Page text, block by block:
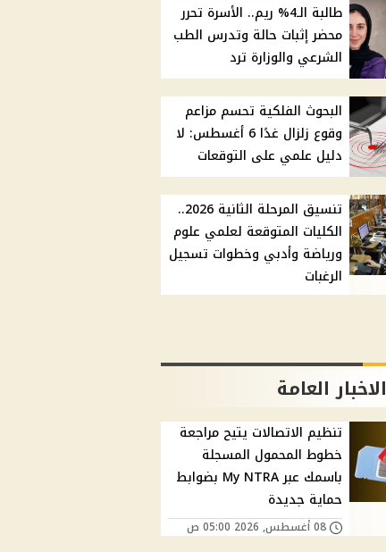
طالبة الـ4% ريم.. الأسرة تحرر
محضر إثبات حالة وتدرس الطب
الشرعي والوزارة ترد
البحوث الفلكية تحسم مزاعم
وقوع زلزال غدًا 6 أغسطس: لا
دليل علمي على التوقعات
تنسيق المرحلة الثانية 2026..
الكليات المتوقعة لعلمي علوم
ورياضة وأدبي وخطوات تسجيل
الرغبات
الاخبار العامة
تنظيم الاتصالات يتيح مراجعة
خطوط المحمول المسجلة
باسمك عبر My NTRA بضوابط
حماية جديدة
08 أغسطس, 2026 05:00 ص